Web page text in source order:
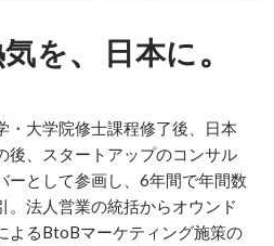
を、 日本に。
・大学院修士課程修了後、日本
後、スタートアップのコンサル
ーとして参画し、6年間で年間数
。法人営業の統括からオウンド
よるBtoBマーケティング施策の